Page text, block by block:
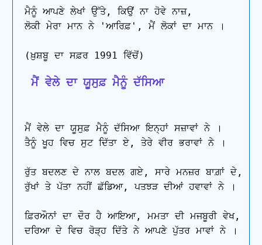
ਮੈਨੂੰ ਆਪਣੇ ਲੇਖਾਂ ਉੱਤੇ, ਕਿਉਂ ਨਾ ਹੋਵੇ ਨਾਜ਼,
ਲੋਕੀ ਮੇਰਾ ਮਾਨ ਨੇ 'ਆਰਿਫ਼', ਮੈਂ ਲੋਕਾਂ ਦਾ ਮਾਨ ।
ਮੈਂ ਵੇਲੇ ਦਾ ਯੂਸੁਫ਼ ਮੈਨੂੰ ਦੱਸਿਆ
ਮੈਂ ਵੇਲੇ ਦਾ ਯੂਸੁਫ਼ ਮੈਨੂੰ ਦੱਸਿਆ ਇਨ੍ਹਾਂ ਸਜ਼ਾਵਾਂ ਨੇ ।
ਤੈਨੂੰ ਖੂਹ ਵਿਚ ਸੁਟ ਦਿੱਤਾ ਏ, ਤੇਰੇ ਵੀਰ ਭਰਾਵਾਂ ਨੇ ।
ਰੁੱਤ ਬਦਲਣ ਦੇ ਨਾਲ ਬਦਲ ਗਏ, ਸਾਰੇ ਮਨਜ਼ਰ ਬਾਗ਼ਾਂ ਦੇ,
ਰੁੱਖਾਂ ਤੇ ਪੱਤਾ ਨਹੀਂ ਛੱਡਿਆ, ਪਤਝੜ ਦੀਆਂ ਹਵਾਵਾਂ ਨੇ ।
ਫ਼ਿਰਔਨਾਂ ਦਾ ਦੌਰ ਹੈ ਆਇਆ, ਮਮਤਾ ਦੀ ਮਜਬੂਰੀ ਵੇਖ,
ਦਰਿਆ ਦੇ ਵਿਚ ਰੋੜ੍ਹ ਦਿੱਤੇ ਨੇ ਆਪਣੇ ਪੁੱਤਰ ਮਾਵਾਂ ਨੇ ।